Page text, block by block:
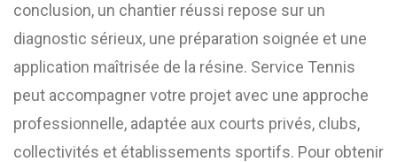
conclusion, un chantier réussi repose sur un
diagnostic sérieux, une préparation soignée et une
application maîtrisée de la résine. Service Tennis
peut accompagner votre projet avec une approche
professionnelle, adaptée aux courts privés, clubs,
collectivités et établissements sportifs. Pour obtenir